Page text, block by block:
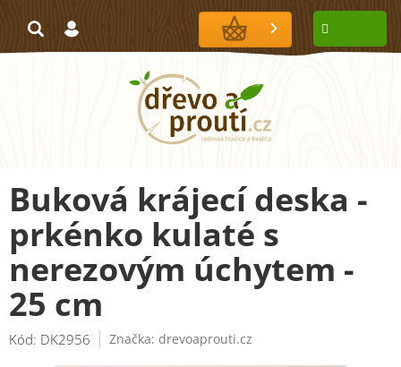
NÁKUPNÍ
KOŠÍK
Buková krájecí deska -
prkénko kulaté s
nerezovým úchytem -
25 cm
Kód: DK2956 Značka: drevoaprouti.cz